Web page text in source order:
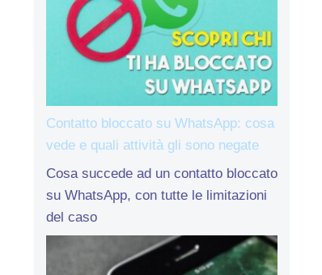
Contatto bloccato su WhatsApp: cosa
vede e quali attività gli sono negate
Cosa succede ad un contatto bloccato
su WhatsApp, con tutte le limitazioni
del caso